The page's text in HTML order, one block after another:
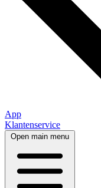
App
Klantenservice
Open main menu